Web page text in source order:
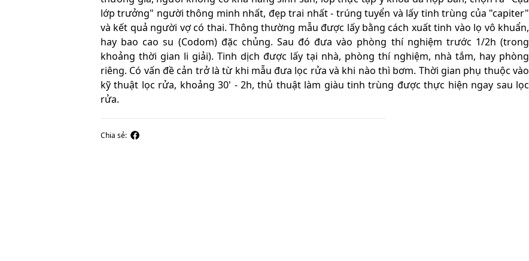
lớp trưởng" người thông minh nhất, đẹp trai nhất - trúng tuyển và lấy tinh trùng của "capiter"
và kết quả người vợ có thai. Thông thường mẫu được lấy bằng cách xuất tinh vào lọ vô khuẩn,
hay bao cao su (Codom) đặc chủng. Sau đó đưa vào phòng thí nghiệm trước 1/2h (trong
khoảng thời gian li giải). Tinh dịch được lấy tại nhà, phòng thí nghiệm, nhà tắm, hay phòng
riêng. Có vấn đề cản trở là từ khi mẫu đưa lọc rửa và khi nào thì bơm. Thời gian phụ thuộc vào
kỹ thuật lọc rửa, khoảng 30' - 2h, thủ thuật làm giàu tinh trùng được thực hiện ngay sau lọc
rửa.
Chia sẻ: